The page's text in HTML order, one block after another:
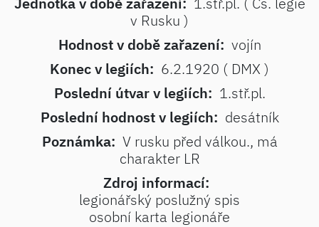
v Rusku )
Hodnost v době zařazení: vojín
Konec v legiích: 6.2.1920 ( DMX )
Poslední útvar v legiích: 1.stř.pl.
Poslední hodnost v legiích: desátník
Poznámka: V rusku před válkou., má
charakter LR
Zdroj informací:
legionářský poslužný spis
osobní karta legionáře